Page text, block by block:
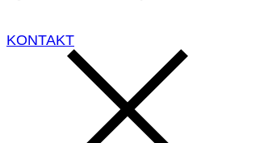
KONTAKT